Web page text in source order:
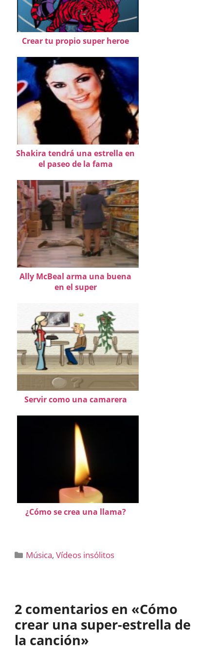
Crear tu propio super heroe
Shakira tendrá una estrella en
el paseo de la fama
Ally McBeal arma una buena
en el super
Servir como una camarera
¿Cómo se crea una llama?
Categorías
Música,Vídeos insólitos
2 comentarios en «Cómo
crear una super-estrella de
la canción»